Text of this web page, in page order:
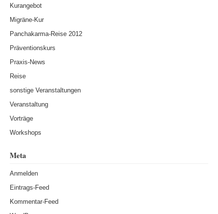
Kurangebot
Migräne-Kur
Panchakarma-Reise 2012
Präventionskurs
Praxis-News
Reise
sonstige Veranstaltungen
Veranstaltung
Vorträge
Workshops
Meta
Anmelden
Eintrags-Feed
Kommentar-Feed